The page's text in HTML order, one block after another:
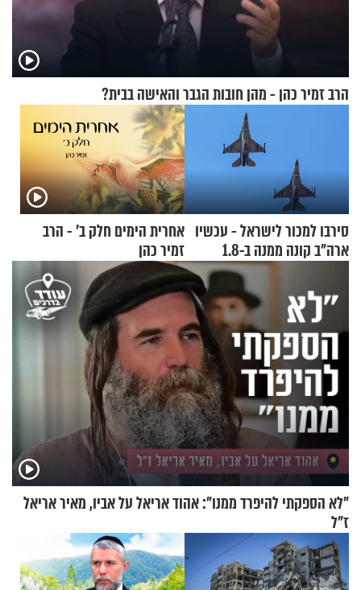
הרב זמיר כהן - מהן חובות הגבר והאישה בבית?
סירבו למכור לישראל - עכשיו
ארה"ב קונה ממנה ב-1.8
אחרית הימים חלק ב’ - הרב
זמיר כהן
"לא הספקתי להיפרד ממנו": אהוד אריאל על אביו, מאיר אריאל
ז"ל